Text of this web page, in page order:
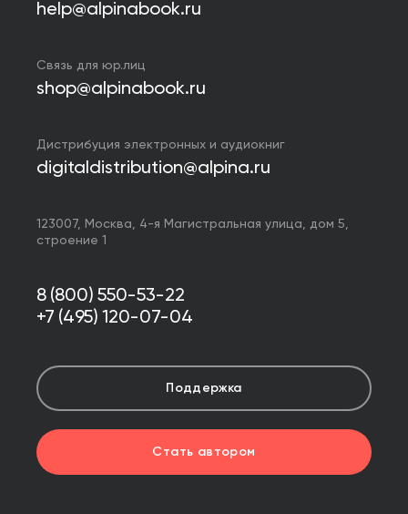
help@alpinabook.ru
Связь для юр.лиц
shop@alpinabook.ru
Дистрибуция электронных и аудиокниг
digitaldistribution@alpina.ru
123007, Москва, 4-я Магистральная улица, дом 5,
строение 1
8 (800) 550-53-22
+7 (495) 120-07-04
Поддержка
Стать автором